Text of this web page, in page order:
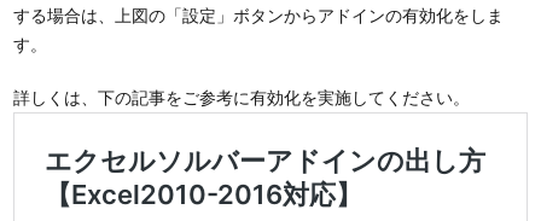
する場合は、上図の「設定」ボタンからアドインの有効化をしま
す。
詳しくは、下の記事をご参考に有効化を実施してください。